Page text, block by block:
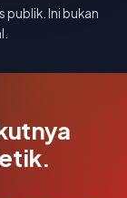
publik. Ini bukan